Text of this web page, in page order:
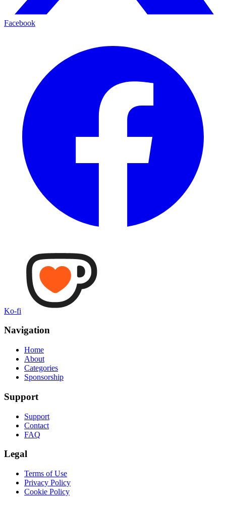
Facebook
Ko-fi
Navigation
Home
About
Categories
Sponsorship
Support
Support
Contact
FAQ
Legal
Terms of Use
Privacy Policy
Cookie Policy